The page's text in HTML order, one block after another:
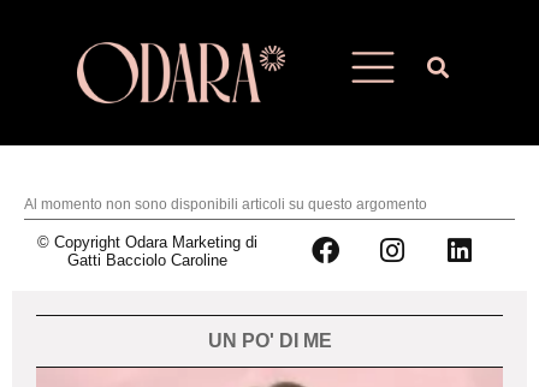
Al momento non sono disponibili articoli su questo argomento
© Copyright Odara Marketing di
Gatti Bacciolo Caroline
UN PO' DI ME